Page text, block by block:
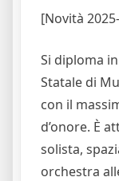
[Novità
Si diploma
Statale di
con il
d’onore. È
solista,
orchestra